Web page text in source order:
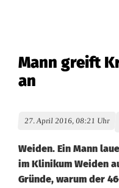
Mann greift
an
27. April 2016, 08:21 Uhr
Weiden. Ein Mann
im Klinikum Weiden
Gründe, warum der